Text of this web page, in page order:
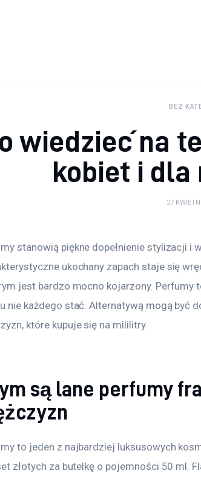
BEZ
wiedzieć na
kobiet i dla
27
stanowią piękne dopełnienie stylizacji i
ukochany zapach staje się
jest bardzo mocno kojarzony. Perfumy
nie każdego stać. Alternatywą mogą być
które kupuje się na mililitry.
są lane perfumy
to jeden z najbardziej luksusowych
złotych za butelkę o pojemności 50 ml.